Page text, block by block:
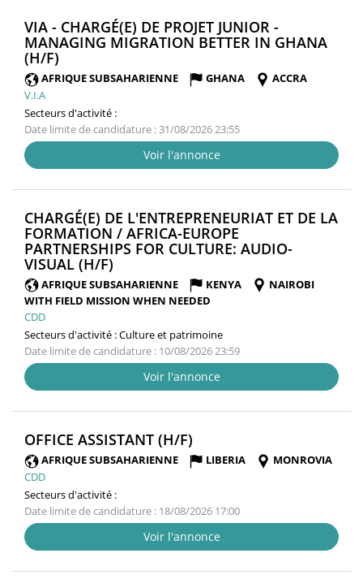
VIA - CHARGÉ(E) DE PROJET JUNIOR -
MANAGING MIGRATION BETTER IN GHANA
(H/F)
FENÊTRE)
AFRIQUE SUBSAHARIENNE GHANA
ACCRA
V.I.A
Secteurs d'activité :
Date limite de candidature : 31/08/2026 23:55
Voir l'annonce
CHARGÉ(E) DE L'ENTREPRENEURIAT ET DE LA
FORMATION / AFRICA-EUROPE
PARTNERSHIPS FOR CULTURE: AUDIO-
VISUAL (H/F)
FENÊTRE)
AFRIQUE SUBSAHARIENNE KENYA
NAIROBI
WITH FIELD MISSION WHEN NEEDED
CDD
Secteurs d'activité :Culture et patrimoine
Date limite de candidature : 10/08/2026 23:59
Voir l'annonce
OFFICE ASSISTANT (H/F)
FENÊTRE)
AFRIQUE SUBSAHARIENNE LIBERIA
MONROVIA
CDD
Secteurs d'activité :
Date limite de candidature : 18/08/2026 17:00
Voir l'annonce